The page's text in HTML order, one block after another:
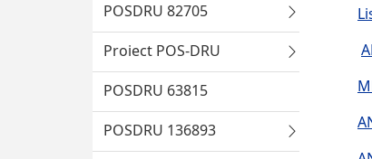
POSDRU 82705
Proiect POS-DRU
POSDRU 63815
POSDRU 136893